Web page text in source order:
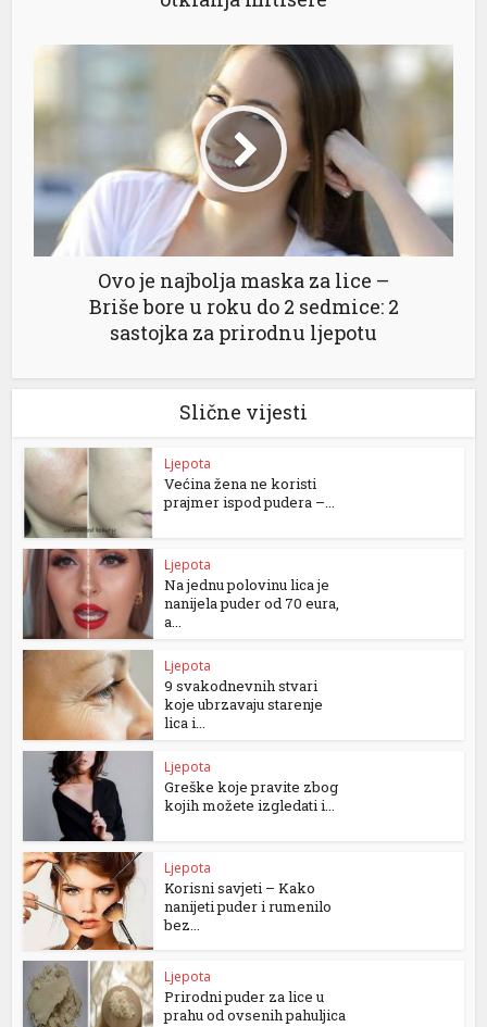
Ovo je najbolja maska za lice –
Briše bore u roku do 2 sedmice: 2
sastojka za prirodnu ljepotu
Slične vijesti
Ljepota
Većina žena ne koristi
prajmer ispod pudera –...
Ljepota
Na jednu polovinu lica je
nanijela puder od 70 eura,
a...
Ljepota
9 svakodnevnih stvari
koje ubrzavaju starenje
lica i...
Ljepota
Greške koje pravite zbog
kojih možete izgledati i...
Ljepota
Korisni savjeti – Kako
nanijeti puder i rumenilo
bez...
Ljepota
Prirodni puder za lice u
prahu od ovsenih pahuljica